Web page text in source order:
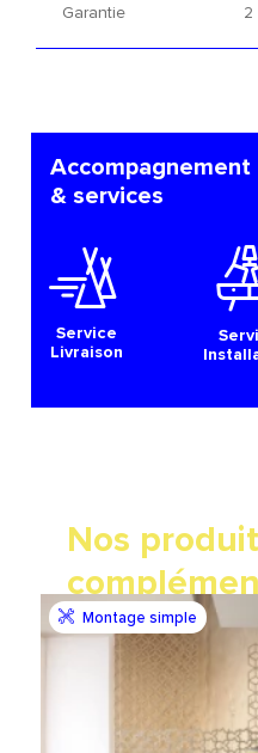
Garantie 2
Accompagnement
& services
Service
Livraison
Nos
Montage simple